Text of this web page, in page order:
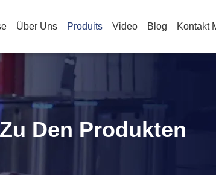
Über Uns Produits Video Blog
Den Produkten